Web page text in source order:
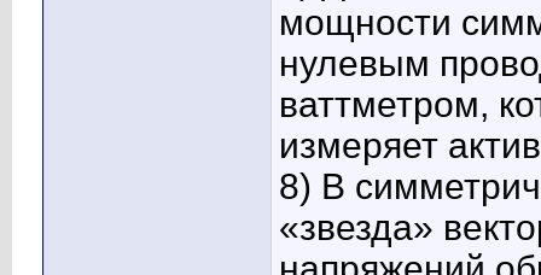
мощности
нулевым
ваттметром,
измеряет
8) В
«звезда»